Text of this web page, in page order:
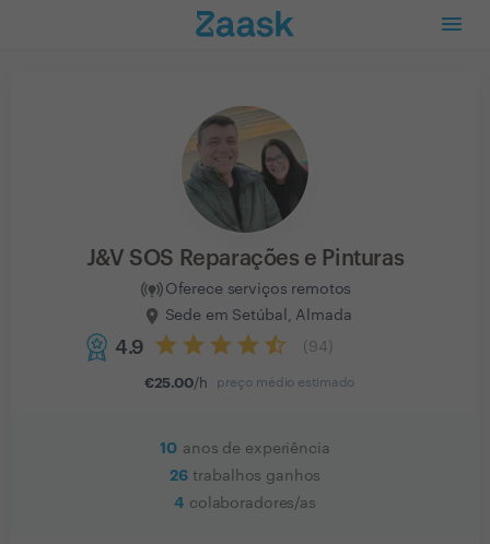
J&V SOS Reparações e Pinturas
Oferece serviços remotos
Sede em Setúbal, Almada
4.9 94
€25.00/h preço médio estimado
10 anos de experiência
26 trabalhos ganhos
4 colaboradores/as